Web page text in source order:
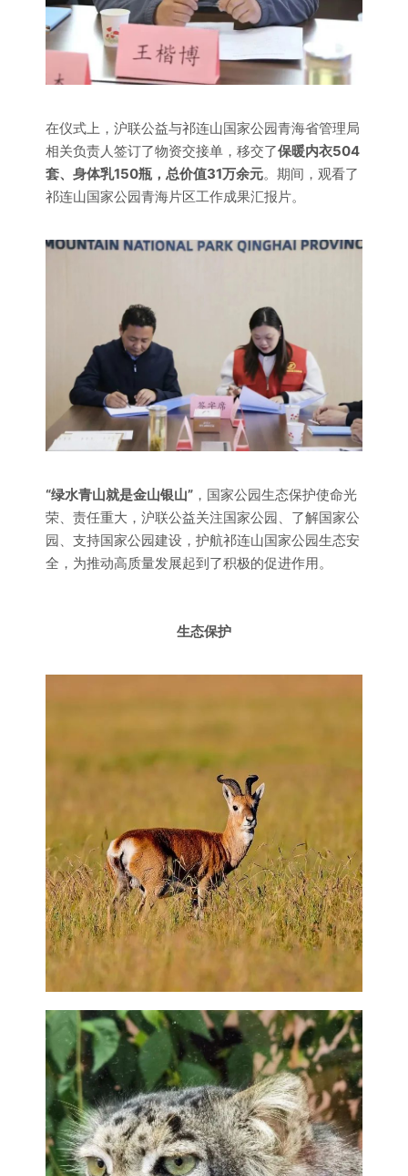
在仪式上，沪联公益与祁连山国家公园青海省管理局
相关负责人签订了物资交接单，移交了保暖内衣504
套、身体乳150瓶，总价值31万余元。期间，观看了
祁连山国家公园青海片区工作成果汇报片。
“绿水青山就是金山银山” ，国家公园生态保护使命光
荣、责任重大，沪联公益关注国家公园、了解国家公
园、支持国家公园建设，护航祁连山国家公园生态安
全，为推动高质量发展起到了积极的促进作用。
生态保护